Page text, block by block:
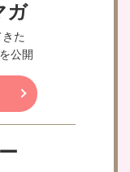
ガ
た
公開